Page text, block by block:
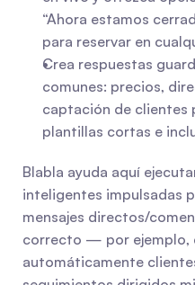
“Ahora estamos
para reservar en
Crea respuestas
comunes: precios,
captación de clientes
plantillas cortas e
Blabla ayuda aquí
inteligentes impulsadas
mensajes directos/
correcto — por ejemplo,
automáticamente